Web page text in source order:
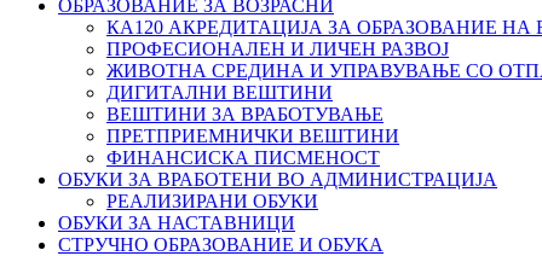
ОБРАЗОВАНИЕ ЗА ВОЗРАСНИ
КА120 АКРЕДИТАЦИЈА ЗА ОБРАЗОВАНИЕ НА
ПРОФЕСИОНАЛЕН И ЛИЧЕН РАЗВОЈ
ЖИВОТНА СРЕДИНА И УПРАВУВАЊЕ СО
ДИГИТАЛНИ ВЕШТИНИ
ВЕШТИНИ ЗА ВРАБОТУВАЊЕ
ПРЕТПРИЕМНИЧКИ ВЕШТИНИ
ФИНАНСИСКА ПИСМЕНОСТ
ОБУКИ ЗА ВРАБОТЕНИ ВО АДМИНИСТРАЦИЈА
РЕАЛИЗИРАНИ ОБУКИ
ОБУКИ ЗА НАСТАВНИЦИ
СТРУЧНО ОБРАЗОВАНИЕ И ОБУКА